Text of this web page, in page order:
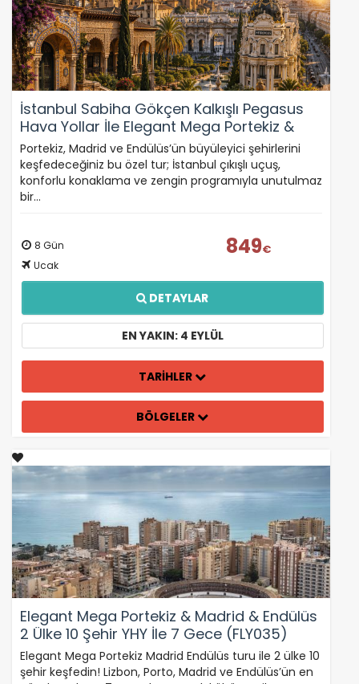
İstanbul Sabiha Gökçen Kalkışlı Pegasus
Hava Yollar İle Elegant Mega Portekiz &
Madrid & Endülüs 2 Ülke 10 Şehir (FLY039)
Portekiz, Madrid ve Endülüs’ün büyüleyici şehirlerini
keşfedeceğiniz bu özel tur; İstanbul çıkışlı uçuş,
konforlu konaklama ve zengin programıyla unutulmaz
bir…
8 Gün
Ucak
849€
DETAYLAR
EN YAKIN: 4 EYLÜL
TARİHLER
BÖLGELER
Elegant Mega Portekiz & Madrid & Endülüs
2 Ülke 10 Şehir YHY İle 7 Gece (FLY035)
Elegant Mega Portekiz Madrid Endülüs turu ile 2 ülke 10
şehir keşfedin! Lizbon, Porto, Madrid ve Endülüs’ün en